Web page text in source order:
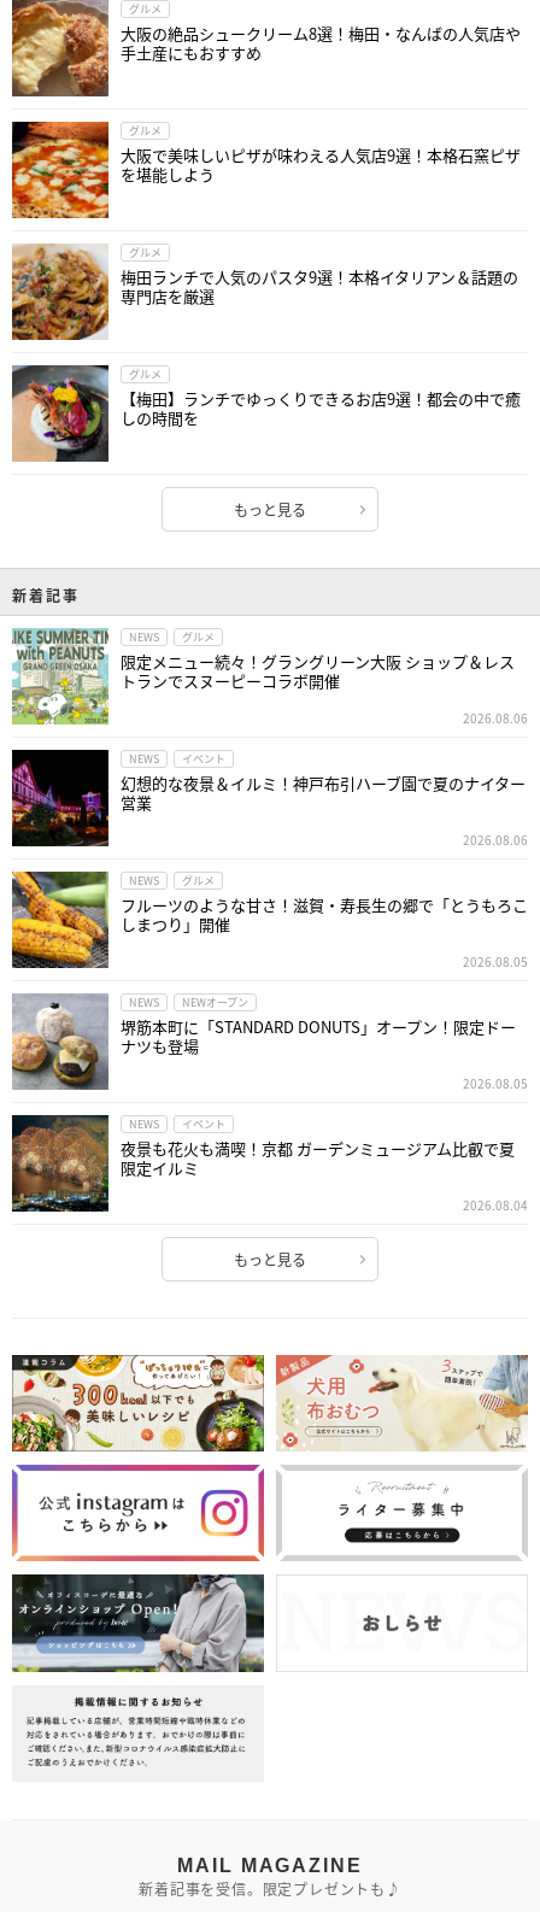
グルメ
大阪の絶品シュークリーム8選！梅田・なんばの人気店や
手土産にもおすすめ
グルメ
大阪で美味しいピザが味わえる人気店9選！本格石窯ピザ
を堪能しよう
グルメ
梅田ランチで人気のパスタ9選！本格イタリアン＆話題の
専門店を厳選
グルメ
【梅田】ランチでゆっくりできるお店9選！都会の中で癒
しの時間を
もっと見る
新着記事
NEWS グルメ
限定メニュー続々！グラングリーン大阪 ショップ＆レス
トランでスヌーピーコラボ開催
2026.08.06
NEWS イベント
幻想的な夜景＆イルミ！神戸布引ハーブ園で夏のナイター
営業
2026.08.06
NEWS グルメ
フルーツのような甘さ！滋賀・寿長生の郷で「とうもろこ
しまつり」開催
2026.08.05
NEWS NEWオープン
堺筋本町に「STANDARD DONUTS」オープン！限定ドー
ナツも登場
2026.08.05
NEWS イベント
夜景も花火も満喫！京都 ガーデンミュージアム比叡で夏
限定イルミ
2026.08.04
もっと見る
MAIL MAGAZINE
新着記事を受信。限定プレゼントも♪